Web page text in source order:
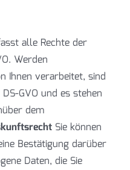
alle Rechte der
Werden
Ihnen verarbeitet, sind
GVO und es stehen
dem
Sie können
Bestätigung darüber
Daten, die Sie